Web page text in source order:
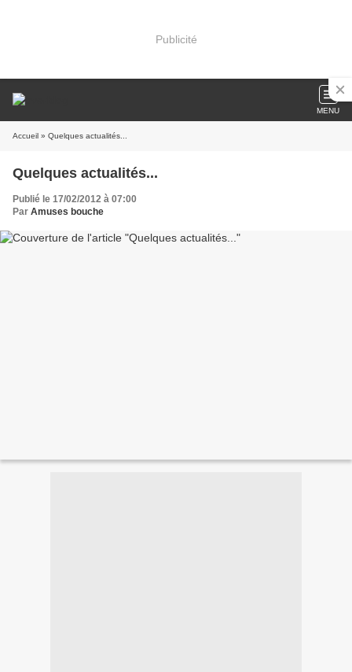
Publicité
MENU
Accueil » Quelques actualités...
Quelques actualités...
Publié le 17/02/2012 à 07:00
Par Amuses bouche